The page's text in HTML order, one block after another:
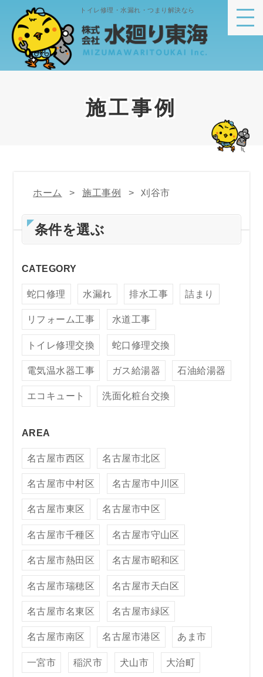
トイレ修理・水漏れ・つまり解決なら
施工事例
ホーム 施工事例 刈谷市
条件を選ぶ
CATEGORY
蛇口修理 水漏れ 排水工事 詰まり
リフォーム工事 水道工事
トイレ修理交換 蛇口修理交換
電気温水器工事 ガス給湯器 石油給湯器
エコキュート 洗面化粧台交換
AREA
名古屋市西区 名古屋市北区
名古屋市中村区 名古屋市中川区
名古屋市東区 名古屋市中区
名古屋市千種区 名古屋市守山区
名古屋市熱田区 名古屋市昭和区
名古屋市瑞穂区 名古屋市天白区
名古屋市名東区 名古屋市緑区
名古屋市南区 名古屋市港区 あま市
一宮市 稲沢市 犬山市 大治町